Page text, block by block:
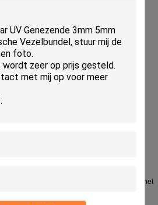
slechts met batterij;
verbinden, 25 seconden voor
verbinden of van pyrocondensation op het
inzoomen tot 300 keer originele grootte;
geen behoefte aan verdere
het lossen van tijden tot 4000;
LCD;
van het blijven batterijcapaciteit;
die tot 200 keer van het verbinden en het